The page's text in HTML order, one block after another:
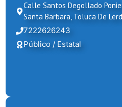
Calle Santos Degollado
Santa Barbara, Toluca De
7222626243
Público / Estatal